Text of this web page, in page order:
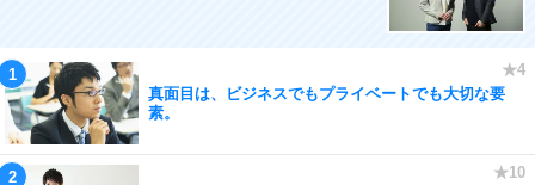
真面目は、ビジネスでもプライベートでも大切な要
素。